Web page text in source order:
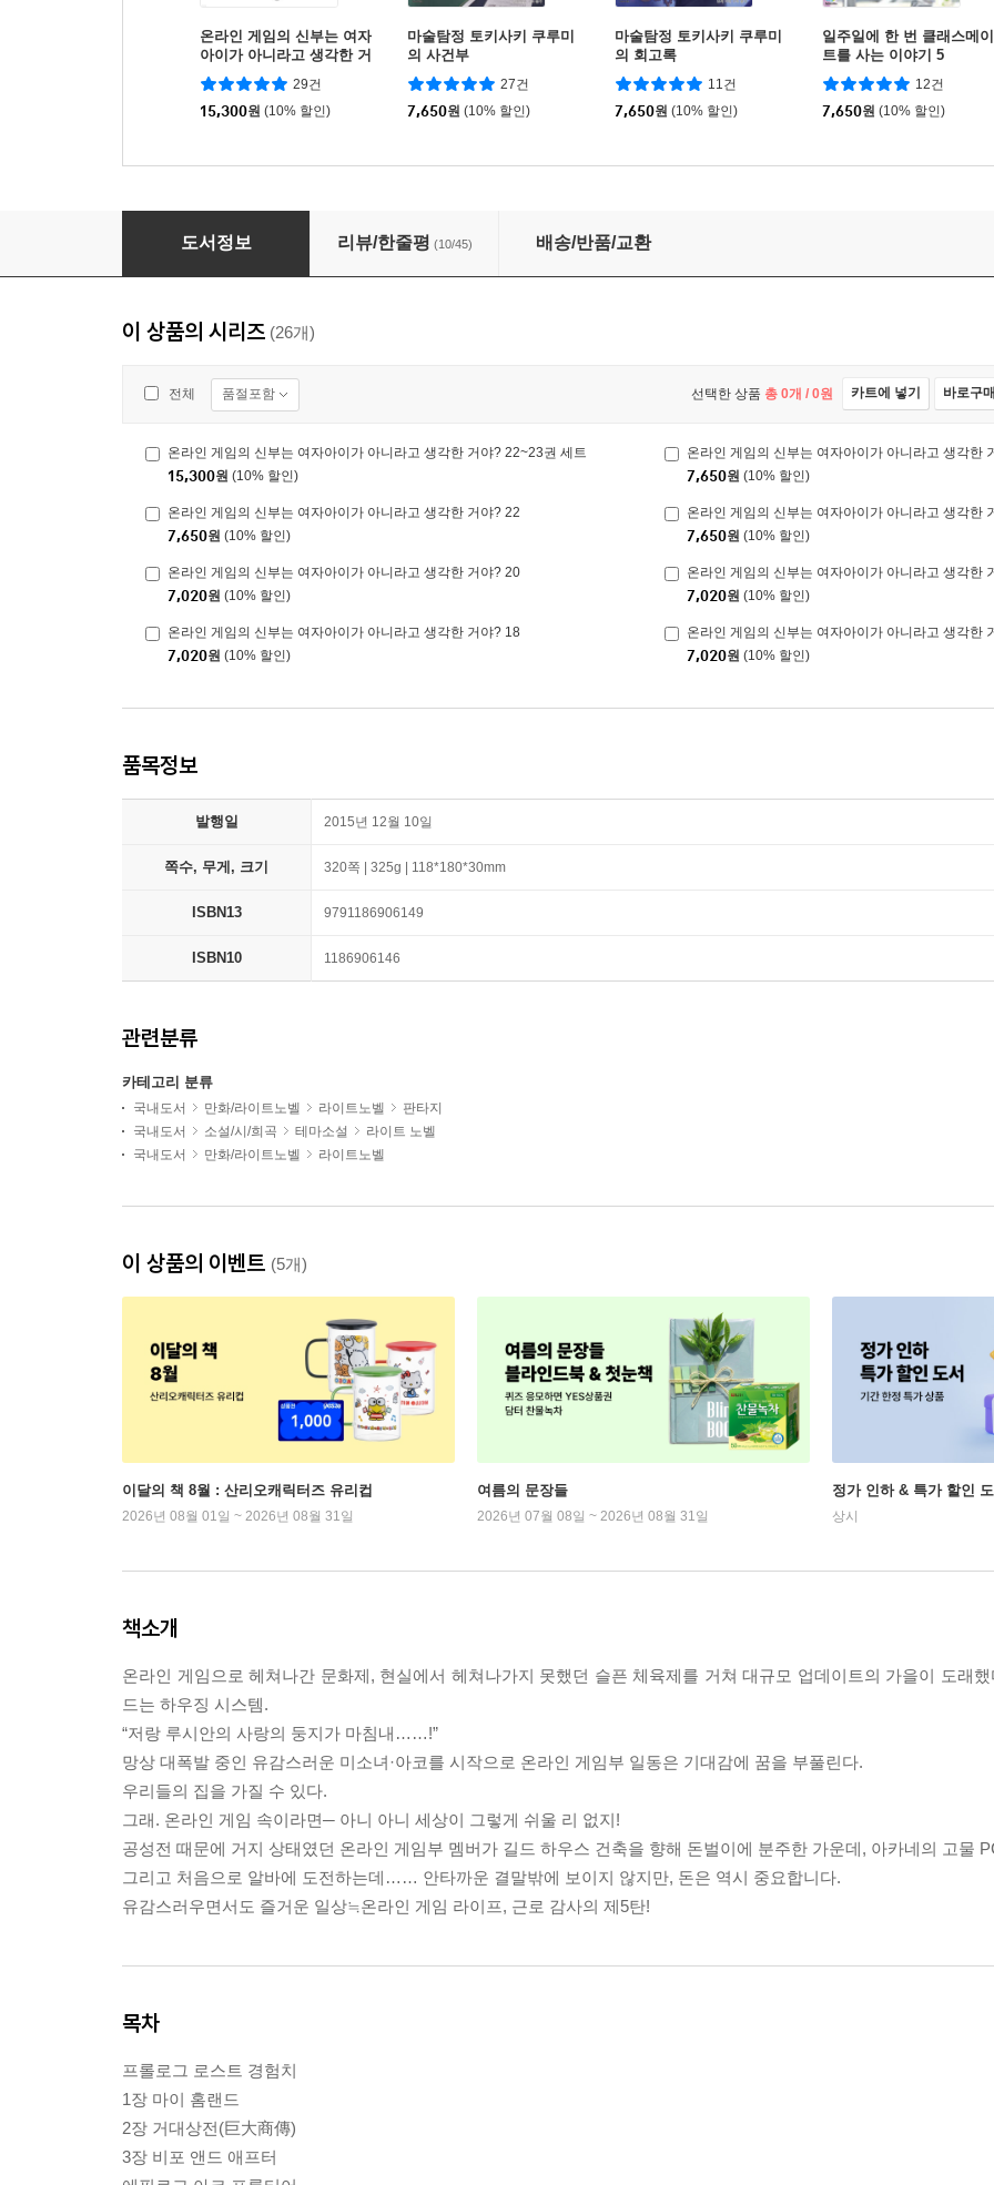
온라인 게임의 신부는 여자
아이가 아니라고 생각한 거
야? 22~23권 세트
29건
15,300원 (10% 할인)
마술탐정 토키사키 쿠루미
의 사건부
27건
7,650원 (10% 할인)
마술탐정 토키사키 쿠루미
의 회고록
11건
7,650원 (10% 할인)
일주일에 한 번 클래스메이
트를 사는 이야기 5
12건
7,650원 (10% 할인)
온라인 게임의 신부는 여자아이가 아니라고 생각한 거야? 5
도서정보 리뷰/한줄평 (10/45) 배송/반품/교환
이 상품의 시리즈 (26개)
전체 품절포함 선택한 상품 총 0개 / 0원 카트에 넣기 바로구
온라인 게임의 신부는 여자아이가 아니라고 생각한 거야? 22~23권 세트
15,300원 (10% 할인)
온라인 게임의 신부는 여자아이가 아니라고 생각한
7,650원 (10% 할인)
온라인 게임의 신부는 여자아이가 아니라고 생각한 거야? 22
7,650원 (10% 할인)
온라인 게임의 신부는 여자아이가 아니라고 생각한
7,650원 (10% 할인)
온라인 게임의 신부는 여자아이가 아니라고 생각한 거야? 20
7,020원 (10% 할인)
온라인 게임의 신부는 여자아이가 아니라고 생각한
7,020원 (10% 할인)
온라인 게임의 신부는 여자아이가 아니라고 생각한 거야? 18
7,020원 (10% 할인)
온라인 게임의 신부는 여자아이가 아니라고 생각한
7,020원 (10% 할인)
품목정보
발행일 2015년 12월 10일
쪽수, 무게, 크기 320쪽 | 325g | 118*180*30mm
ISBN13 9791186906149
ISBN10 1186906146
관련분류
카테고리 분류
국내도서 만화/라이트노벨 라이트노벨
판타지
국내도서
소설/시/희곡 테마소설
라이트 노벨
국내도서
만화/라이트노벨 라이트노벨
이 상품의 이벤트 (5개)
이달의 책 8월 : 산리오캐릭터즈 유리컵
2026년 08월 01일 ~ 2026년 08월 31일
여름의 문장들
2026년 07월 08일 ~ 2026년 08월 31일
정가 인하 & 특가 할인
상시
책소개
온라인 게임으로 헤쳐나간 문화제, 현실에서 헤쳐나가지 못했던 슬픈 체육제를 거쳐 대규모 업데이트의 가을이 도래
드는 하우징 시스템.
“저랑 루시안의 사랑의 둥지가 마침내……!”
망상 대폭발 중인 유감스러운 미소녀·아코를 시작으로 온라인 게임부 일동은 기대감에 꿈을 부풀린다.
우리들의 집을 가질 수 있다.
그래. 온라인 게임 속이라면─ 아니 아니 세상이 그렇게 쉬울 리 없지!
공성전 때문에 거지 상태였던 온라인 게임부 멤버가 길드 하우스 건축을 향해 돈벌이에 분주한 가운데, 아카네의 고물
그리고 처음으로 알바에 도전하는데…… 안타까운 결말밖에 보이지 않지만, 돈은 역시 중요합니다.
유감스러우면서도 즐거운 일상≒온라인 게임 라이프, 근로 감사의 제5탄!
목차
프롤로그 로스트 경험치
1장 마이 홈랜드
2장 거대상전(巨大商傳)
3장 비포 앤드 애프터